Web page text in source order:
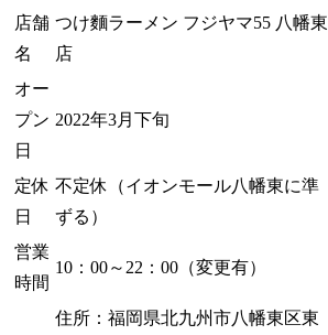
店舗
名
つけ麵ラーメン フジヤマ55 八幡東
店
オー
プン
日
2022年3月下旬
定休
日
不定休（イオンモール八幡東に準
ずる）
営業
時間
10：00～22：00（変更有）
住所：福岡県北九州市八幡東区東